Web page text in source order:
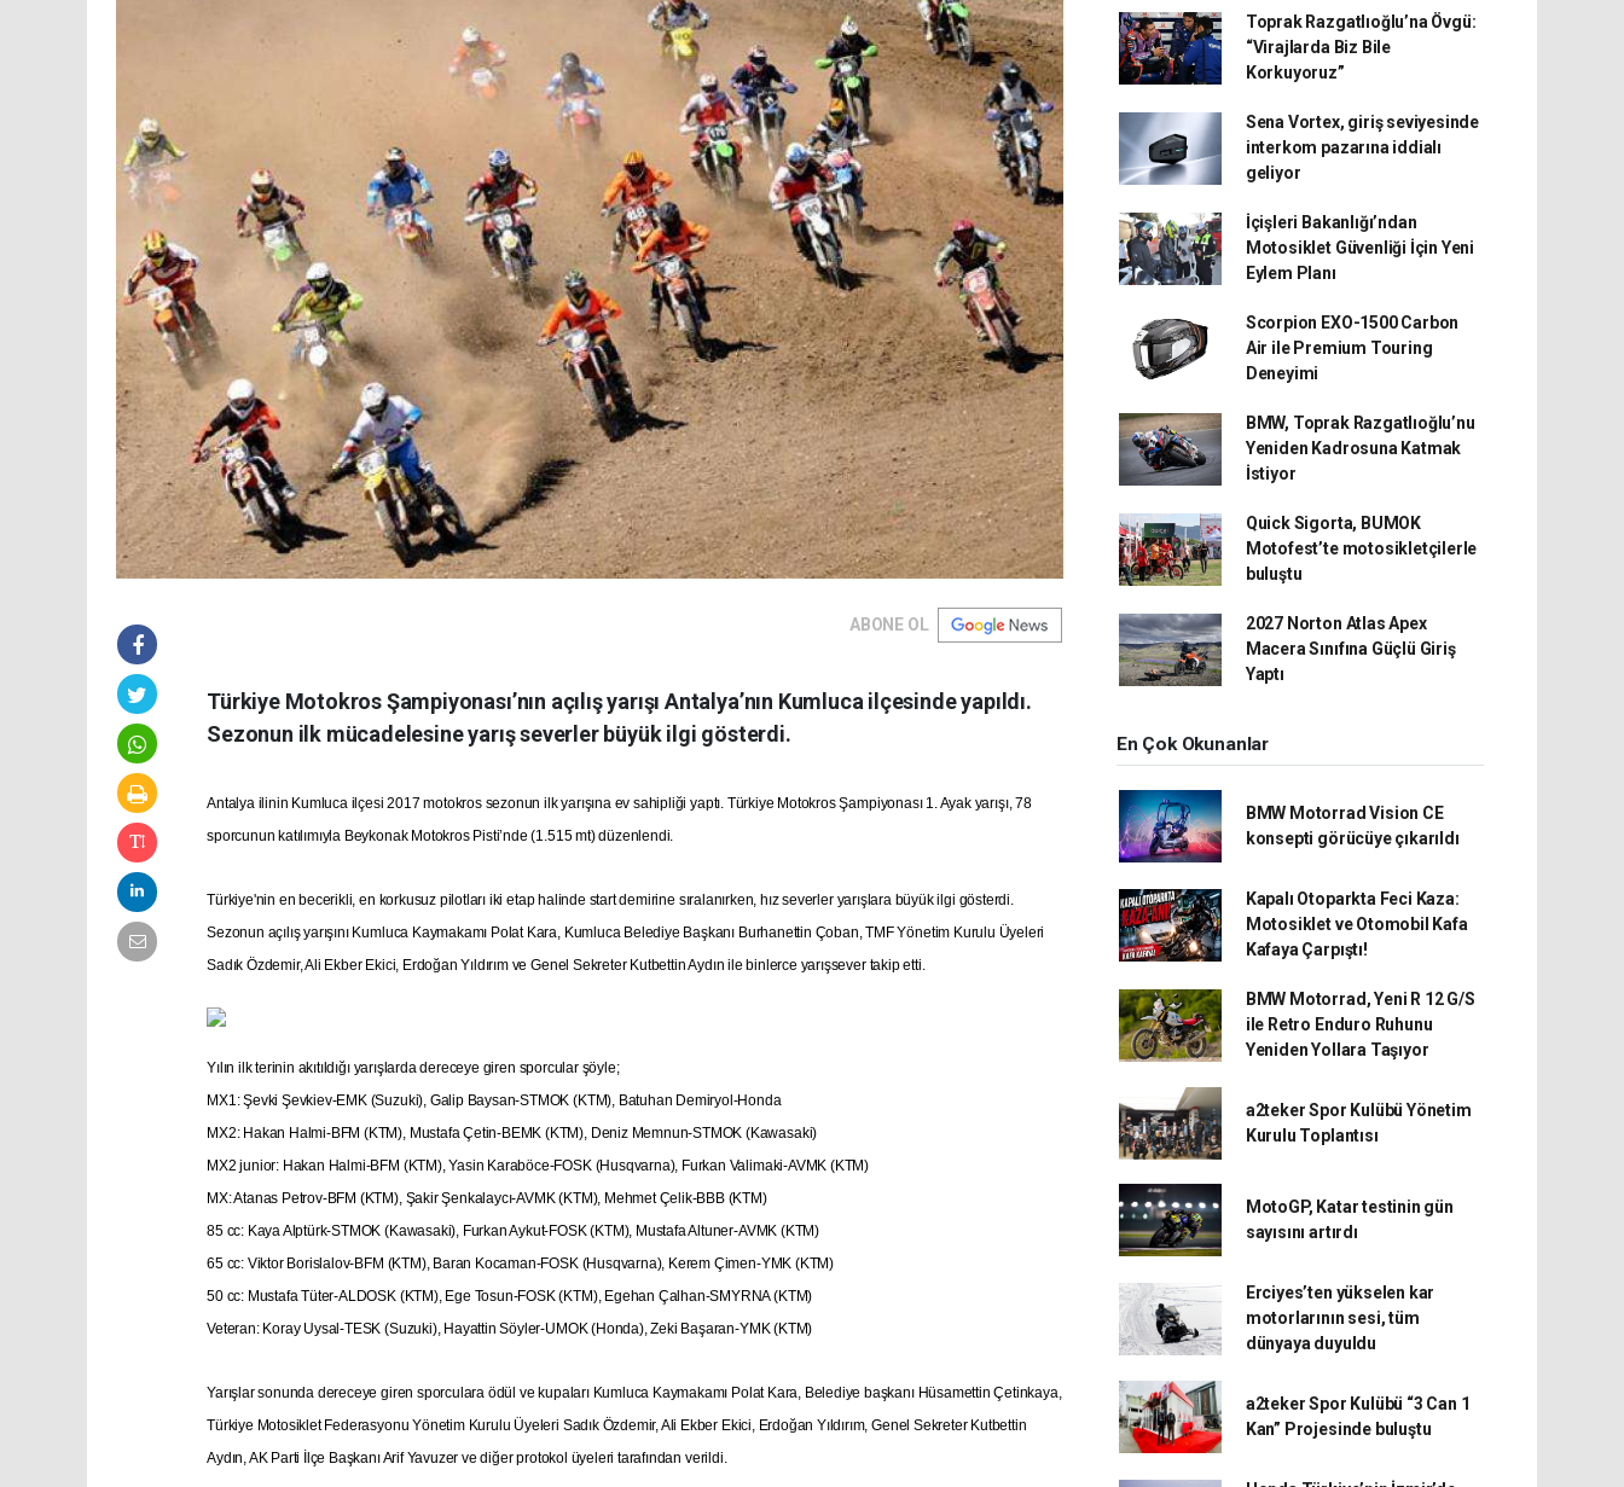
ABONE OL
Türkiye Motokros Şampiyonası’nın açılış yarışı Antalya’nın Kumluca ilçesinde yapıldı.
Sezonun ilk mücadelesine yarış severler büyük ilgi gösterdi.
Antalya ilinin Kumluca ilçesi 2017 motokros sezonun ilk yarışına ev sahipliği yaptı. Türkiye Motokros Şampiyonası 1. Ayak yarışı, 78
sporcunun katılımıyla Beykonak Motokros Pisti’nde (1.515 mt) düzenlendi.
Türkiye'nin en becerikli, en korkusuz pilotları iki etap halinde start demirine sıralanırken, hız severler yarışlara büyük ilgi gösterdi.
Sezonun açılış yarışını Kumluca Kaymakamı Polat Kara, Kumluca Belediye Başkanı Burhanettin Çoban, TMF Yönetim Kurulu Üyeleri
Sadık Özdemir, Ali Ekber Ekici, Erdoğan Yıldırım ve Genel Sekreter Kutbettin Aydın ile binlerce yarışsever takip etti.
Yılın ilk terinin akıtıldığı yarışlarda dereceye giren sporcular şöyle;
MX1: Şevki Şevkiev-EMK (Suzuki), Galip Baysan-STMOK (KTM), Batuhan Demiryol-Honda
MX2: Hakan Halmi-BFM (KTM), Mustafa Çetin-BEMK (KTM), Deniz Memnun-STMOK (Kawasaki)
MX2 junior: Hakan Halmi-BFM (KTM), Yasin Karaböce-FOSK (Husqvarna), Furkan Valimaki-AVMK (KTM)
MX: Atanas Petrov-BFM (KTM), Şakir Şenkalaycı-AVMK (KTM), Mehmet Çelik-BBB (KTM)
85 cc: Kaya Alptürk-STMOK (Kawasaki), Furkan Aykut-FOSK (KTM), Mustafa Altuner-AVMK (KTM)
65 cc: Viktor Borislalov-BFM (KTM), Baran Kocaman-FOSK (Husqvarna), Kerem Çimen-YMK (KTM)
50 cc: Mustafa Tüter-ALDOSK (KTM), Ege Tosun-FOSK (KTM), Egehan Çalhan-SMYRNA (KTM)
Veteran: Koray Uysal-TESK (Suzuki), Hayattin Söyler-UMOK (Honda), Zeki Başaran-YMK (KTM)
Yarışlar sonunda dereceye giren sporculara ödül ve kupaları Kumluca Kaymakamı Polat Kara, Belediye başkanı Hüsamettin Çetinkaya,
Türkiye Motosiklet Federasyonu Yönetim Kurulu Üyeleri Sadık Özdemir, Ali Ekber Ekici, Erdoğan Yıldırım, Genel Sekreter Kutbettin
Aydın, AK Parti İlçe Başkanı Arif Yavuzer ve diğer protokol üyeleri tarafından verildi.
Toprak Razgatlıoğlu’na Övgü:
“Virajlarda Biz Bile
Korkuyoruz”
Sena Vortex, giriş seviyesinde
interkom pazarına iddialı
geliyor
İçişleri Bakanlığı’ndan
Motosiklet Güvenliği İçin Yeni
Eylem Planı
Scorpion EXO-1500 Carbon
Air ile Premium Touring
Deneyimi
BMW, Toprak Razgatlıoğlu’nu
Yeniden Kadrosuna Katmak
İstiyor
Quick Sigorta, BUMOK
Motofest’te motosikletçilerle
buluştu
2027 Norton Atlas Apex
Macera Sınıfına Güçlü Giriş
Yaptı
En Çok Okunanlar
BMW Motorrad Vision CE
konsepti görücüye çıkarıldı
Kapalı Otoparkta Feci Kaza:
Motosiklet ve Otomobil Kafa
Kafaya Çarpıştı!
BMW Motorrad, Yeni R 12 G/S
ile Retro Enduro Ruhunu
Yeniden Yollara Taşıyor
a2teker Spor Kulübü Yönetim
Kurulu Toplantısı
MotoGP, Katar testinin gün
sayısını artırdı
Erciyes’ten yükselen kar
motorlarının sesi, tüm
dünyaya duyuldu
a2teker Spor Kulübü “3 Can 1
Kan” Projesinde buluştu